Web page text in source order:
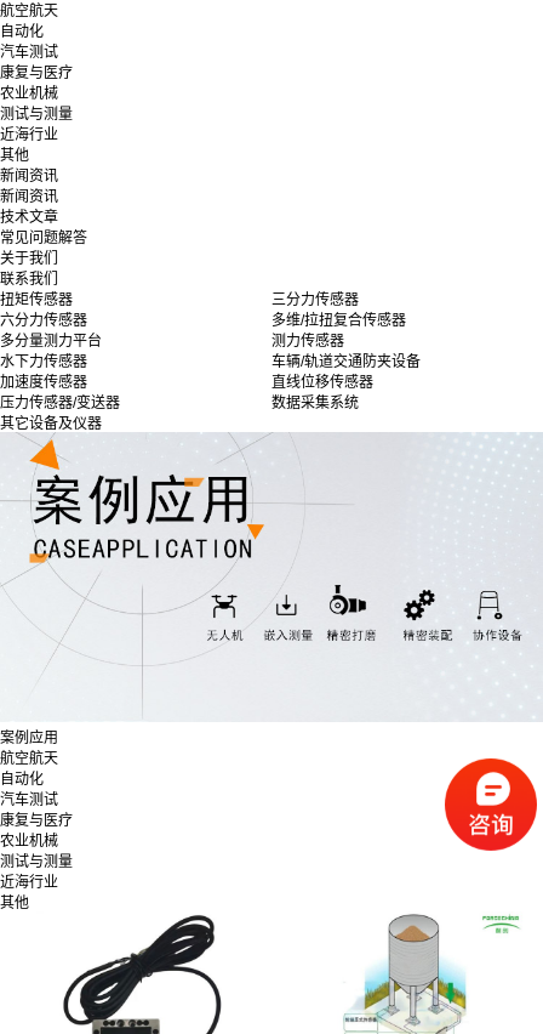
航空航天
自动化
汽车测试
康复与医疗
农业机械
测试与测量
近海行业
其他
新闻资讯
新闻资讯
技术文章
常见问题解答
关于我们
联系我们
扭矩传感器
三分力传感器
六分力传感器
多维/拉扭复合传感器
多分量测力平台
测力传感器
水下力传感器
车辆/轨道交通防夹设备
加速度传感器
直线位移传感器
压力传感器/变送器
数据采集系统
其它设备及仪器
案例应用
航空航天
自动化
汽车测试
康复与医疗
农业机械
测试与测量
近海行业
其他